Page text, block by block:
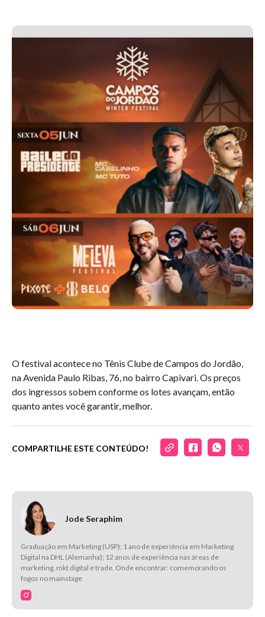
O festival acontece no Tênis Clube de Campos do Jordão,
na Avenida Paulo Ribas, 76, no bairro Capivari. Os preços
dos ingressos sobem conforme os lotes avançam, então
quanto antes você garantir, melhor.
COMPARTILHE ESTE CONTEÚDO!
Jode Seraphim
Graduação em Marketing (USP); 1 ano de experiência em Marketing
Digital na DHL (Alemanha); 12 anos de experiência nas áreas de
marketing, mkt digital e trade. Onde encontrar: comemorando os
fogos no mainstage